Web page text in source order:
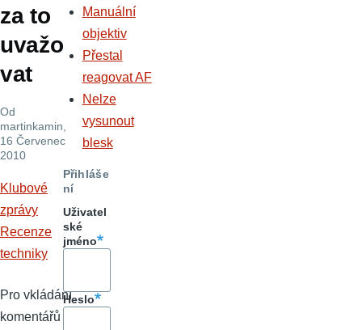
za to
uvažo
vat
Od
martinkamin
16 Červenec
2010
Klubové
zprávy
Recenze
techniky
Pro vkládání
komentářů
Manuální
objektiv
Přestal
reagovat AF
Nelze
vysunout
blesk
Přihláše
ní
Uživatel
ské
jméno
Heslo